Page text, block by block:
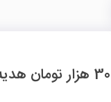
30 هزار تومان هدیه معرفی سودآیند